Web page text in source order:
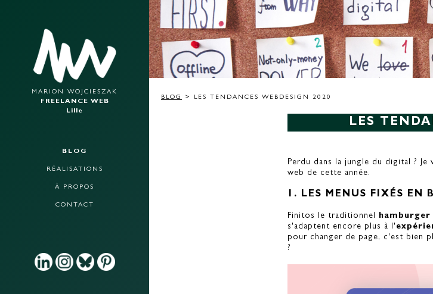
MARION WOJCIESZAK
FREELANCE WEB
Lille
BLOG
RÉALISATIONS
À PROPOS
CONTACT
BLOG > LES TENDANCES WEBDESIGN 2020
LES
Perdu dans la jungle du digital ?
web de cette année.
1. LES MENUS FIXÉS EN
Finitos le traditionnel hamburger
s'adaptent encore plus à l'
pour changer de page, c'est bien
?